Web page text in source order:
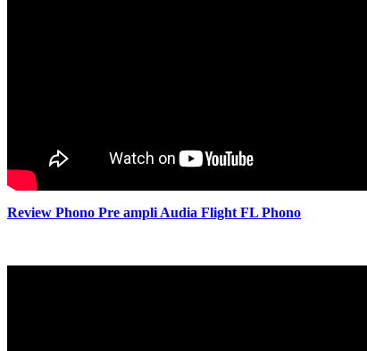
Review Phono Pre ampli Audia Flight FL Phono